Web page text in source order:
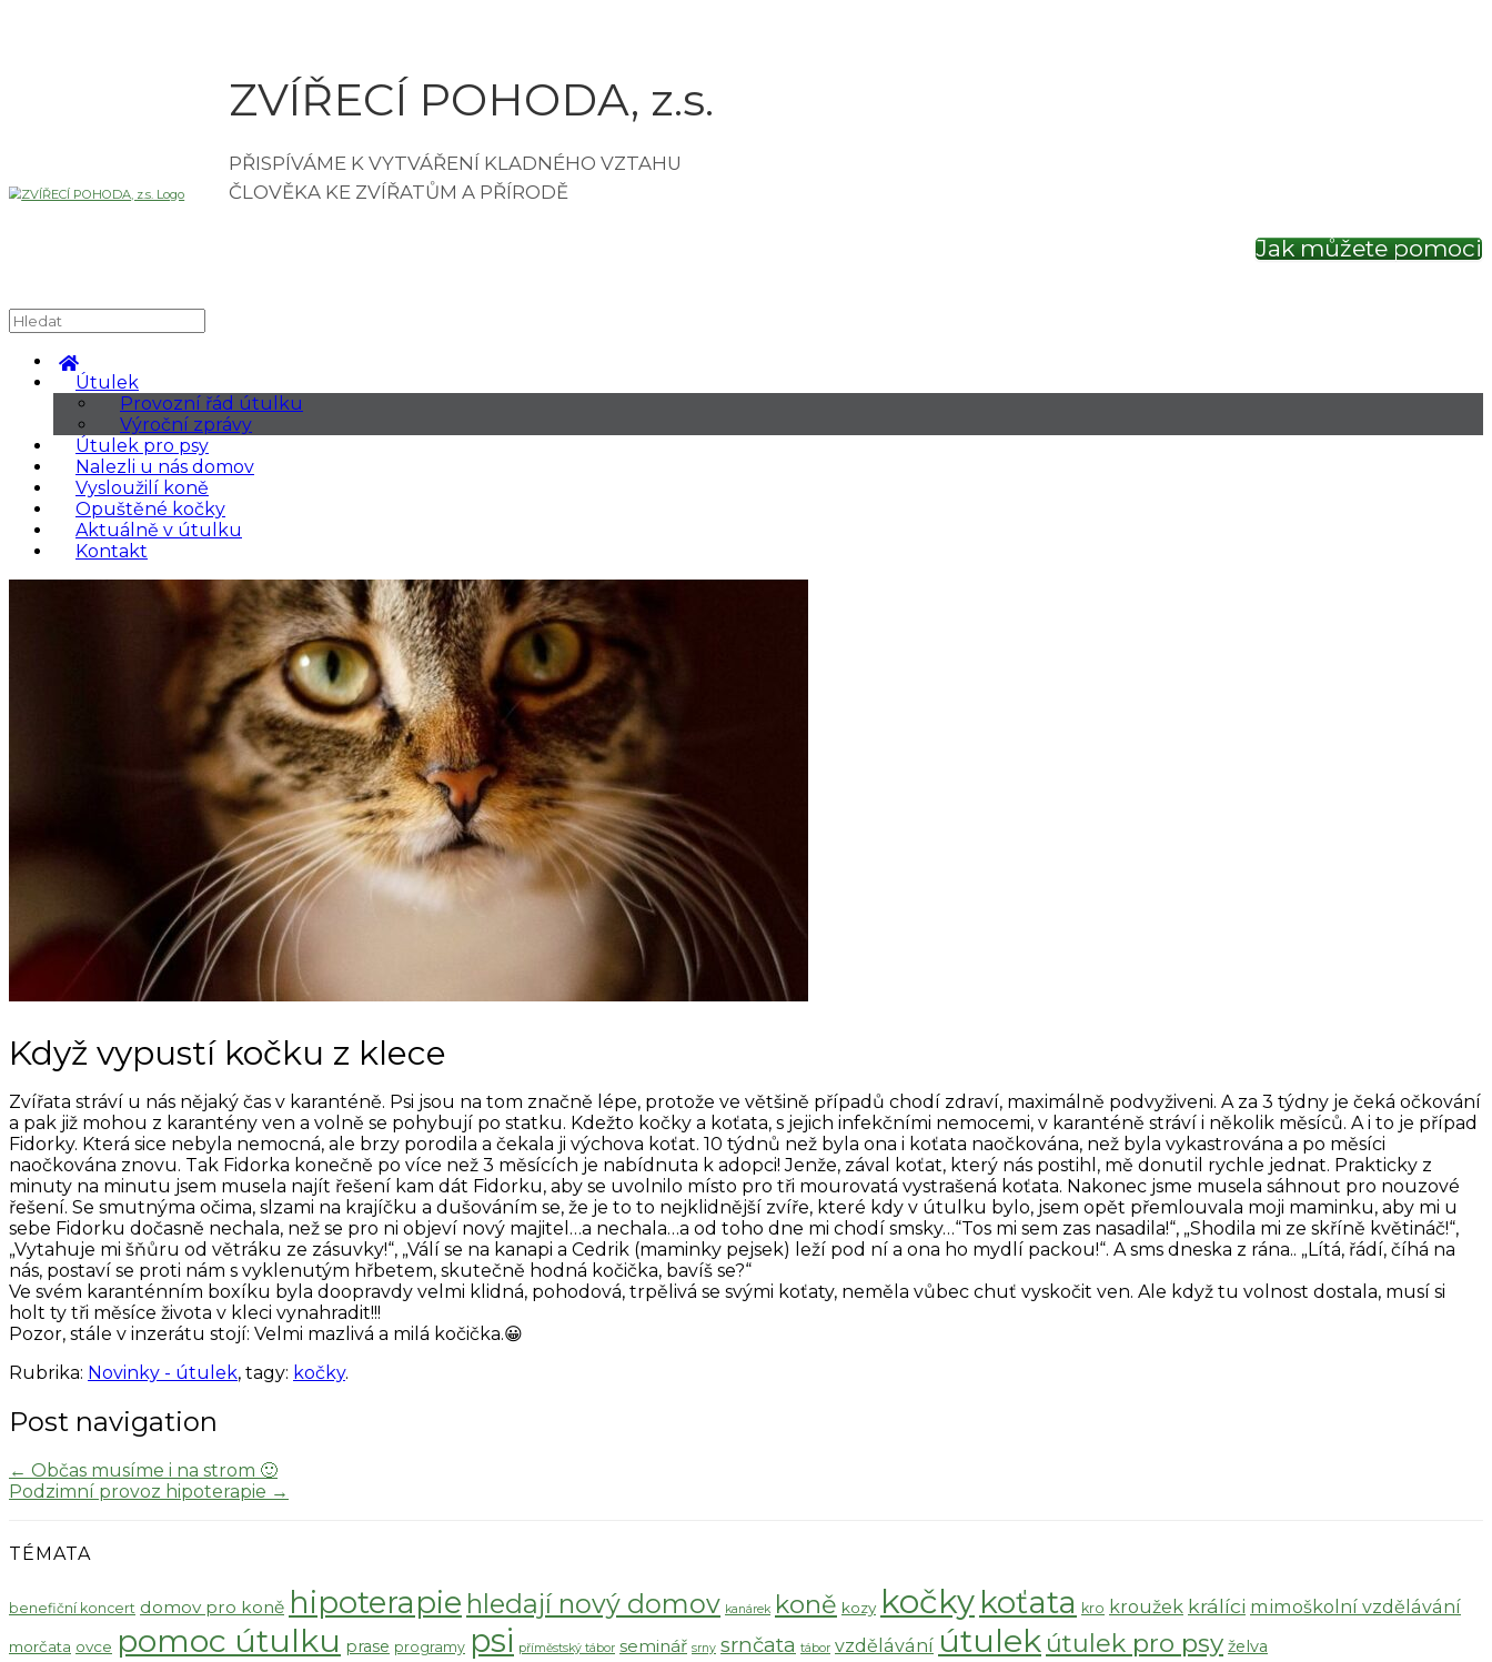
ZVÍŘECÍ POHODA, z.s.
Jak můžete pomoci
Útulek
Provozní řád útulku
Výroční zprávy
Útulek pro psy
Nalezli u nás domov
Vysloužilí koně
Opuštěné kočky
Aktuálně v útulku
Kontakt
Když vypustí kočku z klece
Zvířata stráví u nás nějaký čas v karanténě. Psi jsou na tom značně lépe, protože ve většině případů chodí zdraví, maximálně podvyživeni. A za 3 týdny je čeká očkování
a pak již mohou z karantény ven a volně se pohybují po statku. Kdežto kočky a koťata, s jejich infekčními nemocemi, v karanténě stráví i několik měsíců. A i to je případ
Fidorky. Která sice nebyla nemocná, ale brzy porodila a čekala ji výchova koťat. 10 týdnů než byla ona i koťata naočkována, než byla vykastrována a po měsíci
naočkována znovu. Tak Fidorka konečně po více než 3 měsících je nabídnuta k adopci! Jenže, zával koťat, který nás postihl, mě donutil rychle jednat. Prakticky z
minuty na minutu jsem musela najít řešení kam dát Fidorku, aby se uvolnilo místo pro tři mourovatá vystrašená koťata. Nakonec jsme musela sáhnout pro nouzové
řešení. Se smutnýma očima, slzami na krajíčku a dušováním se, že je to to nejklidnější zvíře, které kdy v útulku bylo, jsem opět přemlouvala moji maminku, aby mi u
sebe Fidorku dočasně nechala, než se pro ni objeví nový majitel…a nechala…a od toho dne mi chodí smsky…“Tos mi sem zas nasadila!“, „Shodila mi ze skříně květináč!“,
„Vytahuje mi šňůru od větráku ze zásuvky!“, „Válí se na kanapi a Cedrik (maminky pejsek) leží pod ní a ona ho mydlí packou!“. A sms dneska z rána.. „Lítá, řádí, číhá na
nás, postaví se proti nám s vyklenutým hřbetem, skutečně hodná kočička, bavíš se?“
Ve svém karanténním boxíku byla doopravdy velmi klidná, pohodová, trpělivá se svými koťaty, neměla vůbec chuť vyskočit ven. Ale když tu volnost dostala, musí si
holt ty tři měsíce života v kleci vynahradit!!!
Pozor, stále v inzerátu stojí: Velmi mazlivá a milá kočička.😀
Rubrika: Novinky - útulek, tagy: kočky.
Post navigation
← Občas musíme i na strom 🙂
Podzimní provoz hipoterapie →
TÉMATA
benefiční koncert domov pro koně hipoterapie hledají nový domov kanárek koně kozy kočky koťata kro kroužek králíci mimoškolní vzdělávání
morčata ovce pomoc útulku prase programy psi příměstský tábor seminář srny srnčata tábor vzdělávání útulek útulek pro psy želva